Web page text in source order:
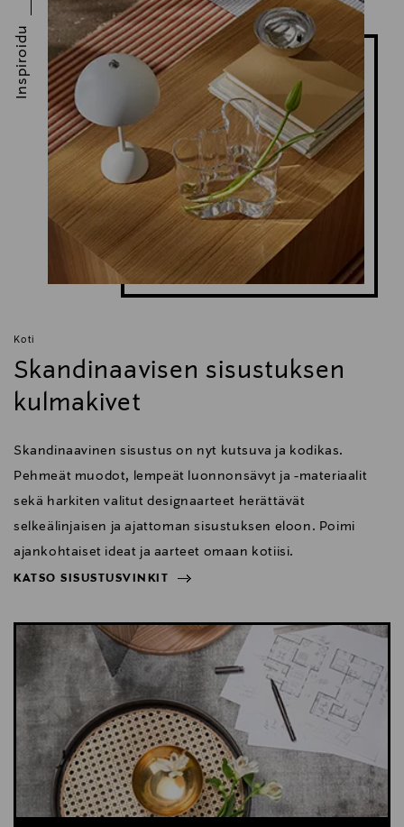
Koti
Skandinaavisen sisustuksen
kulmakivet
Skandinaavinen sisustus on nyt kutsuva ja kodikas.
Pehmeät muodot, lempeät luonnonsävyt ja -materiaalit
sekä harkiten valitut designaarteet herättävät
selkeälinjaisen ja ajattoman sisustuksen eloon. Poimi
ajankohtaiset ideat ja aarteet omaan kotiisi.
KATSO SISUSTUSVINKIT
Inspiroidu
KATSO SISUSTUSVINKIT